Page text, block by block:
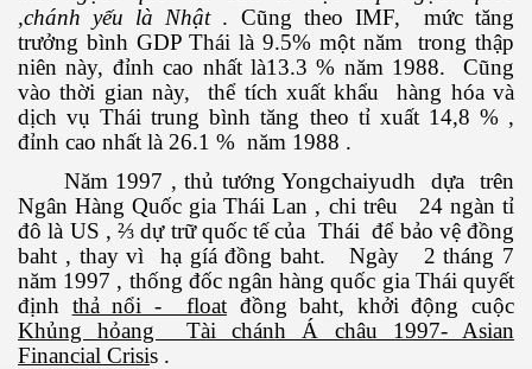
,chánh yếu là Nhật. Cũng theo IMF, mức tăng
trưởng bình GDP Thái là 9.5% một năm trong thập
niên này, đỉnh cao nhất là13.3 % năm 1988. Cũng
vào thời gian này, thể tích xuất khẩu hàng hóa và
dịch vụ Thái trung bình tăng theo tỉ xuất 14,8 % ,
đỉnh cao nhất là 26.1 % năm 1988 .
Năm 1997 , thủ tướng Yongchaiyudh dựa trên
Ngân Hàng Quốc gia Thái Lan , chi trêu 24 ngàn tỉ
đô là US , ⅔ dự trữ quốc tế của Thái để bảo vệ đồng
baht , thay vì hạ gíá đồng baht. Ngày 2 tháng 7
năm 1997 , thống đốc ngân hàng quốc gia Thái quyết
định thả nổi - float đồng baht, khởi động cuộc
Khủng hỏang Tài chánh Á châu 1997- Asian
Financial Crisis .